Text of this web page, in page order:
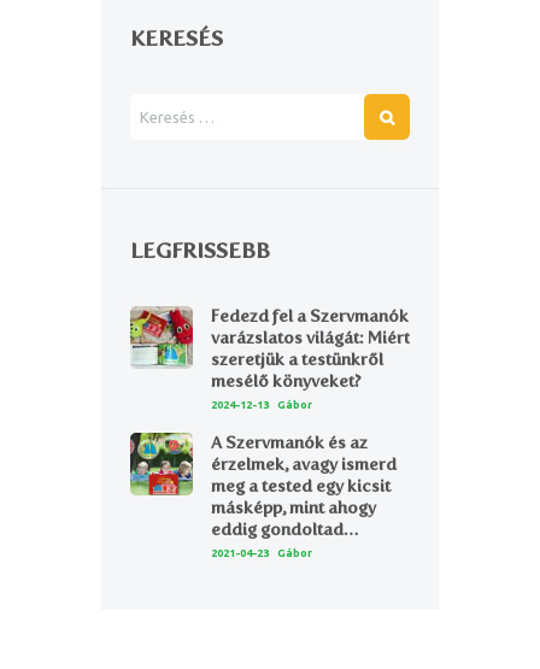
KERESÉS
LEGFRISSEBB
Fedezd fel a Szervmanók
varázslatos világát: Miért
szeretjük a testünkről
mesélő könyveket?
2024-12-13 Gábor
A Szervmanók és az
érzelmek, avagy ismerd
meg a tested egy kicsit
másképp, mint ahogy
eddig gondoltad…
2021-04-23 Gábor